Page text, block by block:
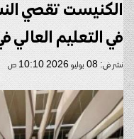
الكنيست تقصي
في التعليم العالي
نشر في: 08 يوليو 2026 10:10 ص